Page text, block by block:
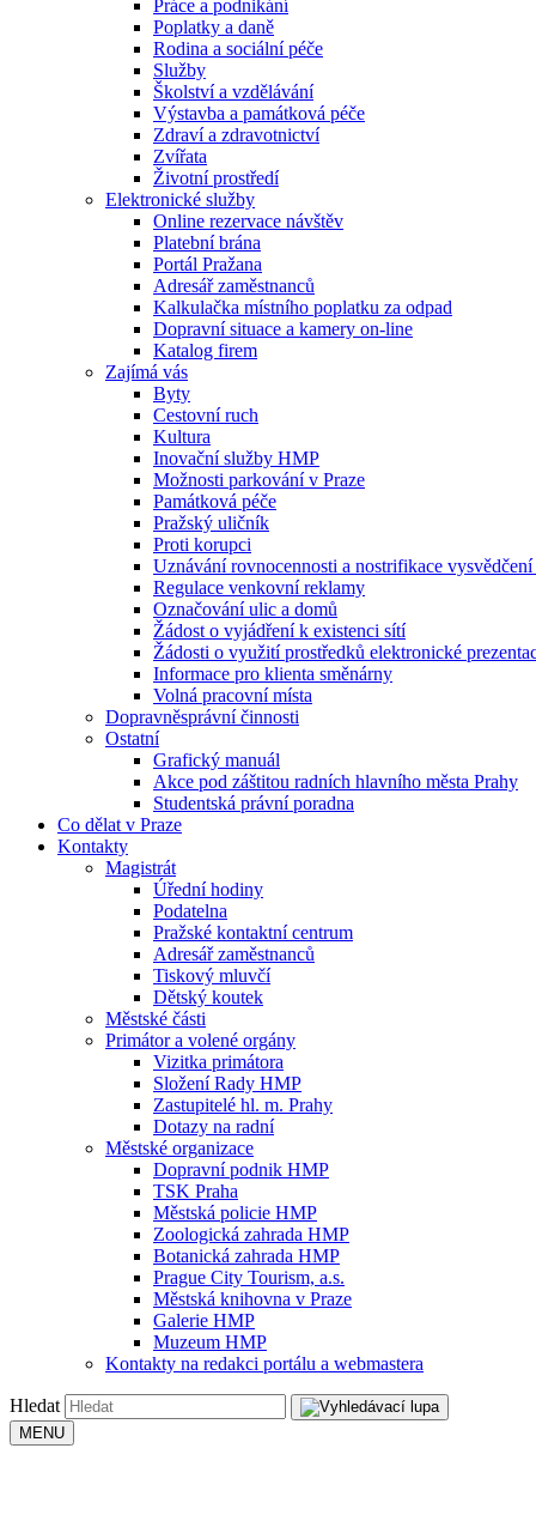
Práce a podnikání
Poplatky a daně
Rodina a sociální péče
Služby
Školství a vzdělávání
Výstavba a památková péče
Zdraví a zdravotnictví
Zvířata
Životní prostředí
Elektronické služby
Online rezervace návštěv
Platební brána
Portál Pražana
Adresář zaměstnanců
Kalkulačka místního poplatku za odpad
Dopravní situace a kamery on-line
Katalog firem
Zajímá vás
Byty
Cestovní ruch
Kultura
Inovační služby HMP
Možnosti parkování v Praze
Památková péče
Pražský uličník
Proti korupci
Uznávání rovnocennosti a nostrifikace
Regulace venkovní reklamy
Označování ulic a domů
Žádost o vyjádření k existenci sítí
Žádosti o využití prostředků elektronické
Informace pro klienta směnárny
Volná pracovní místa
Dopravněsprávní činnosti
Ostatní
Grafický manuál
Akce pod záštitou radních hlavního města Prahy
Studentská právní poradna
Co dělat v Praze
Kontakty
Magistrát
Úřední hodiny
Podatelna
Pražské kontaktní centrum
Adresář zaměstnanců
Tiskový mluvčí
Dětský koutek
Městské části
Primátor a volené orgány
Vizitka primátora
Složení Rady HMP
Zastupitelé hl. m. Prahy
Dotazy na radní
Městské organizace
Dopravní podnik HMP
TSK Praha
Městská policie HMP
Zoologická zahrada HMP
Botanická zahrada HMP
Prague City Tourism, a.s.
Městská knihovna v Praze
Galerie HMP
Muzeum HMP
Kontakty na redakci portálu a webmastera
Hledat
MENU